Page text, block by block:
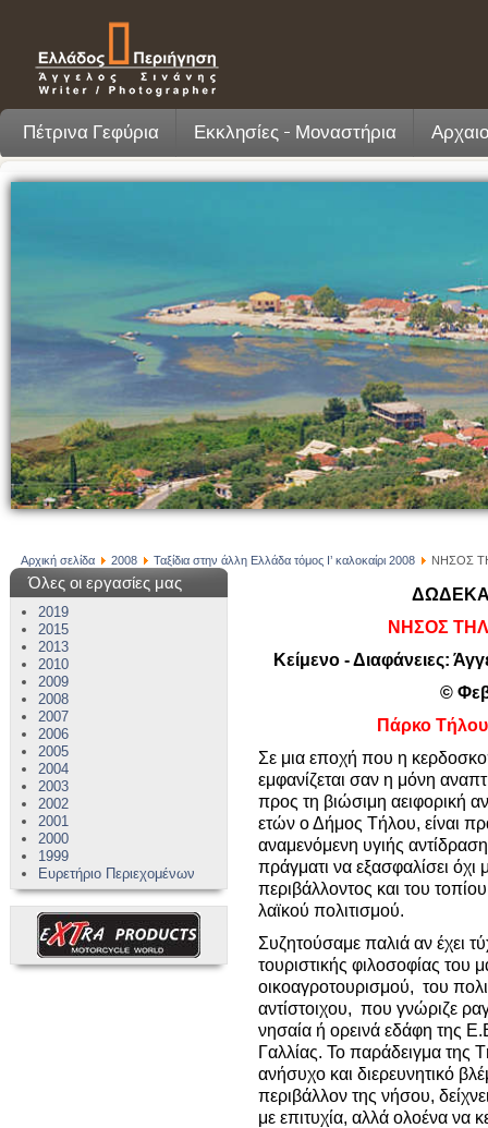
Πέτρινα Γεφύρια Εκκλησίες - Μοναστήρια
Αρχική σελίδα 2008 Ταξίδια στην άλλη Ελλάδα τόμος Ι’ καλοκαίρι 2008 ΝΗΣΟΣ
Όλες οι εργασίες μας
2019
2015
2013
2010
2009
2008
2007
2006
2005
2004
2003
2002
2001
2000
1999
Ευρετήριο Περιεχομένων
ΝΗΣΟΣ
Κείμενο - Διαφάνειες:
©
Πάρκο
Σε μια εποχή που η
εμφανίζεται σαν η μόνη
προς τη βιώσιμη αειφορική
ετών ο Δήμος Τήλου, είναι
αναμενόμενη υγιής
πράγματι να εξασφαλίσει
περιβάλλοντος και του
λαϊκού πολιτισμού.
Συζητούσαμε παλιά αν έχει
τουριστικής φιλοσοφίας του
οικοαγροτουρισμού, του
αντίστοιχου, που γνώριζε
νησαία ή ορεινά εδάφη της
Γαλλίας. Το παράδειγμα της
ανήσυχο και διερευνητικό
περιβάλλον της νήσου,
με επιτυχία, αλλά ολοένα να